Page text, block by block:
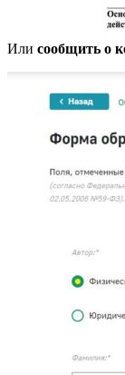
Или сообщить о